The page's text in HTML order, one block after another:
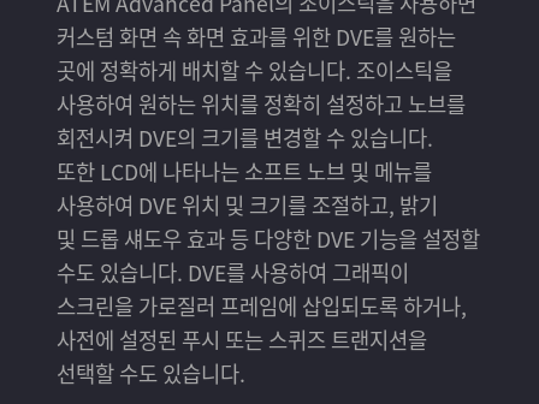
커스텀 화면 속 화면 효과를 위한 DVE를 원하는
곳에 정확하게 배치할 수 있습니다. 조이스틱을
사용하여 원하는 위치를 정확히 설정하고 노브를
회전시켜 DVE의 크기를 변경할 수 있습니다.
또한 LCD에 나타나는 소프트 노브 및 메뉴를
사용하여 DVE 위치 및 크기를 조절하고, 밝기
및 드롭 섀도우 효과 등 다양한 DVE 기능을 설정할
수도 있습니다. DVE를 사용하여 그래픽이
스크린을 가로질러 프레임에 삽입되도록 하거나,
사전에 설정된 푸시 또는 스퀴즈 트랜지션을
선택할 수도 있습니다.